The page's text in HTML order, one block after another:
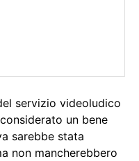
servizio videoludico
un bene
sarebbe stata
non mancherebbero